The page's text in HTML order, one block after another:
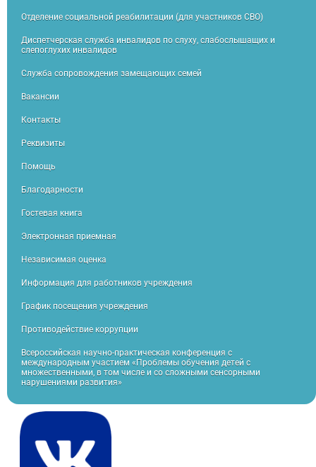
Отделение социальной реабилитации (для участников СВО)
Диспетчерская служба инвалидов по слуху, слабослышащих и
слепоглухих инвалидов
Служба сопровождения замещающих семей
Вакансии
Контакты
Реквизиты
Помощь
Благодарности
Гостевая книга
Электронная приемная
Независимая оценка
Информация для работников учреждения
График посещения учреждения
Противодействие коррупции
Всероссийская научно-практическая конференция с
международным участием «Проблемы обучения детей с
множественными, в том числе и со сложными сенсорными
нарушениями развития»